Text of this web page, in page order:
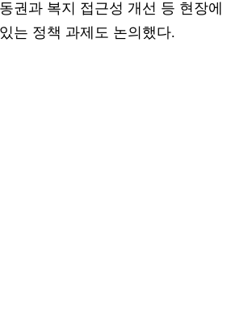
권과 복지 접근성 개선 등 현장에
는 정책 과제도 논의했다.